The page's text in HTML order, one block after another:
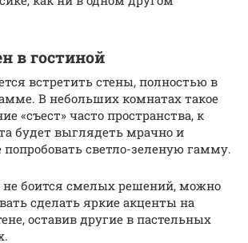
в гостиной
встретить стены, полностью в
В небольших комнатах такое
«съест» часто пространства, к
будет выглядеть мрачно и
светло-зеленую гамму.
не боится смелых решений, можно
сделать яркие акценты на
оставив другие в пастельных